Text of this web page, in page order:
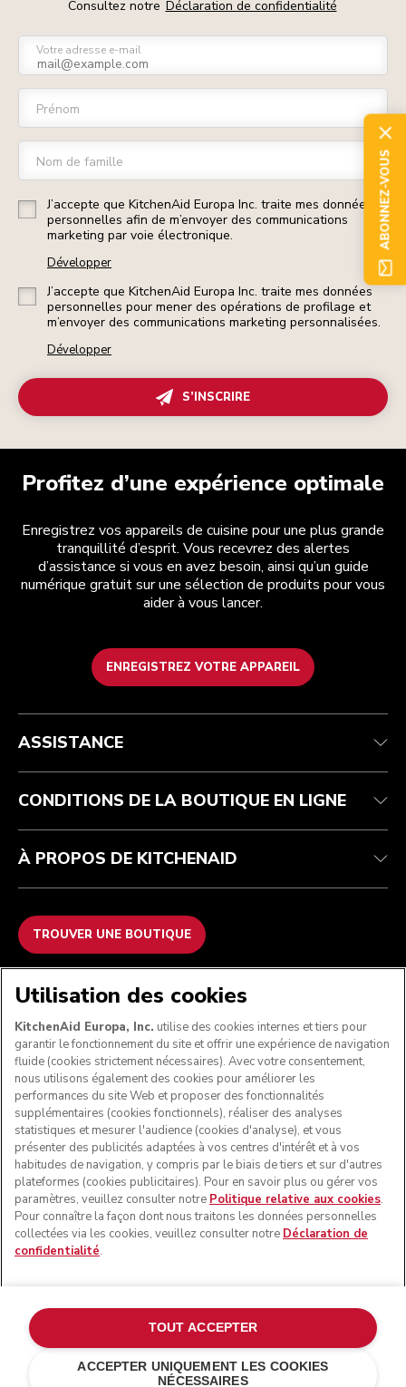
Consultez notre Déclaration de confidentialité
Votre adresse e-mail
Prénom
Nom de famille
J’accepte que KitchenAid Europa Inc. traite mes données
personnelles afin de m’envoyer des communications
marketing par voie électronique.
Développer
J’accepte que KitchenAid Europa Inc. traite mes données
personnelles pour mener des opérations de profilage et
m’envoyer des communications marketing personnalisées.
Développer
S’INSCRIRE
Profitez d’une expérience optimale
Enregistrez vos appareils de cuisine pour une plus grande
tranquillité d’esprit. Vous recevrez des alertes
d’assistance si vous en avez besoin, ainsi qu’un guide
numérique gratuit sur une sélection de produits pour vous
aider à vous lancer.
ENREGISTREZ VOTRE APPAREIL
Health Check
Suivez votre commande
Garantie et documents
Recupel
Conditions générales de vente
Retours et remboursements
Imprint
ODR
La marque
Trouver une boutique
ASSISTANCE
CONDITIONS DE LA BOUTIQUE EN LIGNE
À PROPOS DE KITCHENAID
TROUVER UNE BOUTIQUE
NOUS ACCEPTONS
SUIVEZ-NOUS
forme du robot pâtissier multifonction sont des marques
commerciales aux États-Unis et ailleurs.
Gérer mes cookies
Politique de confidentialité
ABONNEZ-VOUS
Utilisation des cookies
KitchenAid Europa, Inc. utilise des cookies internes et tiers pour
garantir le fonctionnement du site et offrir une expérience de navigation
fluide (cookies strictement nécessaires). Avec votre consentement,
nous utilisons également des cookies pour améliorer les
performances du site Web et proposer des fonctionnalités
supplémentaires (cookies fonctionnels), réaliser des analyses
statistiques et mesurer l'audience (cookies d'analyse), et vous
présenter des publicités adaptées à vos centres d'intérêt et à vos
habitudes de navigation, y compris par le biais de tiers et sur d'autres
plateformes (cookies publicitaires). Pour en savoir plus ou gérer vos
paramètres, veuillez consulter notre Politique relative aux cookies.
Pour connaître la façon dont nous traitons les données personnelles
collectées via les cookies, veuillez consulter notre Déclaration de
confidentialité.
ACCEPTER UNIQUEMENT LES COOKIES
NÉCESSAIRES
TOUT ACCEPTER